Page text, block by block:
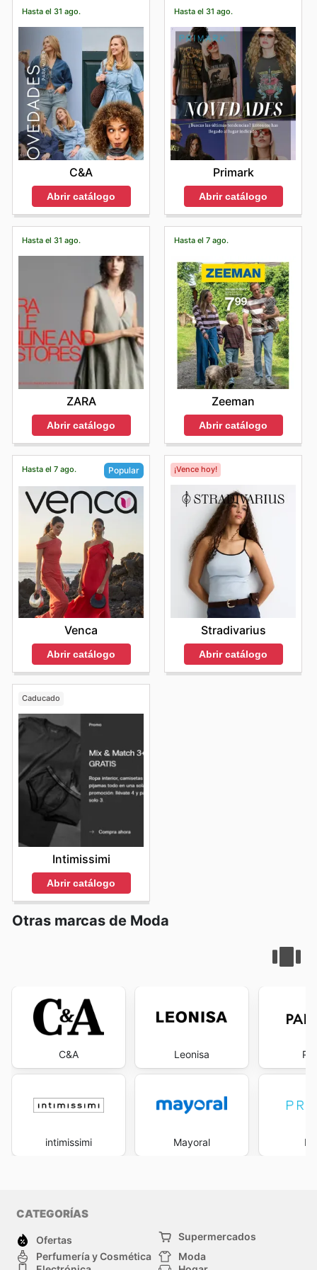
Hasta el 31 ago.
C&A
Abrir catálogo
Hasta el 31 ago.
Primark
Abrir catálogo
Hasta el 31 ago.
ZARA
Abrir catálogo
Hasta el 7 ago.
Zeeman
Abrir catálogo
Hasta el 7 ago. Popular
Venca
Abrir catálogo
¡Vence hoy!
Stradivarius
Abrir catálogo
Caducado
Intimissimi
Abrir catálogo
Otras marcas de Moda
C&A
intimissimi
Leonisa
Mayoral
CATEGORÍAS
Ofertas
Supermercados
Perfumería y Cosmética
Moda